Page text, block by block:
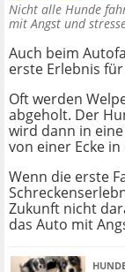
Nicht alle Hunde
mit Angst und
Auch beim
erste Erlebnis
Oft werden
abgeholt. Der
wird dann in
von einer Ecke
Wenn die erste
Zukunft nicht
das Auto mit